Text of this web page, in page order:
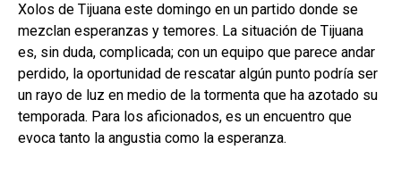
Xolos de Tijuana este domingo en un partido donde se
mezclan esperanzas y temores. La situación de Tijuana
es, sin duda, complicada; con un equipo que parece andar
perdido, la oportunidad de rescatar algún punto podría ser
un rayo de luz en medio de la tormenta que ha azotado su
temporada. Para los aficionados, es un encuentro que
evoca tanto la angustia como la esperanza.